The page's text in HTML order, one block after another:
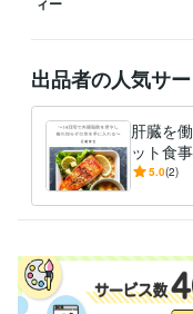
Excel:25年
得意分野
住まい・美容・生活相談
ダイエット
学歴
愛媛大学 1992年3月 ~
出品者の人気サ
肝臓を
ット食
たの疲
5.0(2)